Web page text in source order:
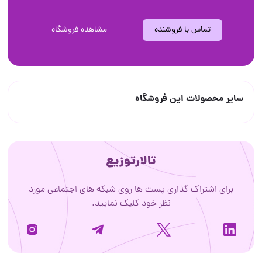
تماس با فروشنده مشاهده فروشگاه
سایر محصولات این فروشگاه
تالارتوزیع
برای اشتراک گذاری پست ها روی شبکه های اجتماعی مورد
نظر خود کلیک نمایید.